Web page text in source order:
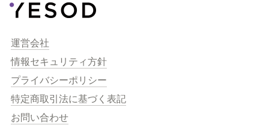
運営会社
情報セキュリティ方針
プライバシーポリシー
特定商取引法に基づく表記
お問い合わせ